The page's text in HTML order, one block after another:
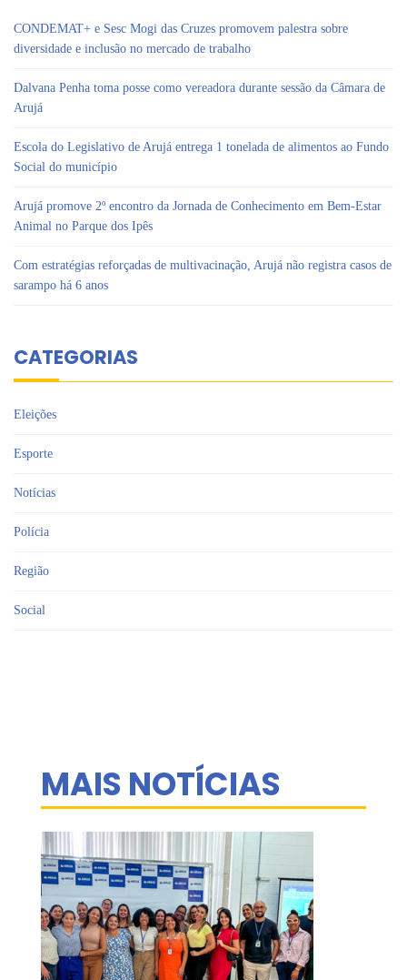
CONDEMAT+ e Sesc Mogi das Cruzes promovem palestra sobre
diversidade e inclusão no mercado de trabalho
Dalvana Penha toma posse como vereadora durante sessão da Câmara de
Arujá
Escola do Legislativo de Arujá entrega 1 tonelada de alimentos ao Fundo
Social do município
Arujá promove 2º encontro da Jornada de Conhecimento em Bem-Estar
Animal no Parque dos Ipês
Com estratégias reforçadas de multivacinação, Arujá não registra casos de
sarampo há 6 anos
CATEGORIAS
Eleições
Esporte
Notícias
Polícia
Região
Social
MAIS NOTÍCIAS